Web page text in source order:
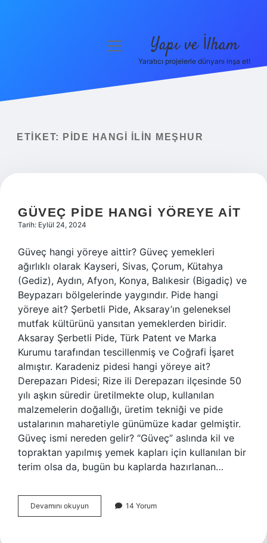
Yasal Uyarı
menüyü
Yapı ve İlham
Yaratıcı projelerle dünyanı inşa et!
ETIKET: PIDE HANGI ILIN MEŞHUR
GÜVEÇ PIDE HANGI YÖREYE AIT
Tarih: Eylül 24, 2024
Güveç hangi yöreye aittir? Güveç yemekleri
ağırlıklı olarak Kayseri, Sivas, Çorum, Kütahya
(Gediz), Aydın, Afyon, Konya, Balıkesir (Bigadiç) ve
Beypazarı bölgelerinde yaygındır. Pide hangi
yöreye ait? Şerbetli Pide, Aksaray’ın geleneksel
mutfak kültürünü yansıtan yemeklerden biridir.
Aksaray Şerbetli Pide, Türk Patent ve Marka
Kurumu tarafından tescillenmiş ve Coğrafi İşaret
almıştır. Karadeniz pidesi hangi yöreye ait?
Derepazarı Pidesi; Rize ili Derepazarı ilçesinde 50
yılı aşkın süredir üretilmekte olup, kullanılan
malzemelerin doğallığı, üretim tekniği ve pide
ustalarının maharetiyle günümüze kadar gelmiştir.
Güveç ismi nereden gelir? “Güveç” aslında kil ve
topraktan yapılmış yemek kapları için kullanılan bir
terim olsa da, bugün bu kaplarda hazırlanan…
Devamını okuyun
Pide
14 Yorum